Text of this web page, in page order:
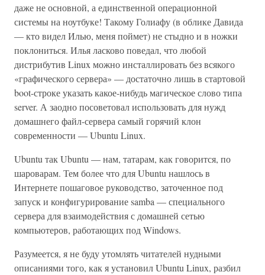
даже не основной, а единственной операционной
системы на ноутбуке! Такому Голиафу (в облике Давида
— кто видел Илью, меня поймет) не стыдно и в ножки
поклониться. Илья ласково поведал, что любой
дистрибутив Linux можно инсталлировать без всякого
«графического сервера» — достаточно лишь в стартовой
boot-строке указать какое-нибудь магическое слово типа
server. А заодно посоветовал использовать для нужд
домашнего файл-сервера самый горячий клон
современности — Ubuntu Linux.
Ubuntu так Ubuntu — нам, татарам, как говорится, по
шароварам. Тем более что для Ubuntu нашлось в
Интернете пошаговое руководство, заточенное под
запуск и конфигурирование samba — специального
сервера для взаимодействия с домашней сетью
компьютеров, работающих под Windows.
Разумеется, я не буду утомлять читателей нудными
описаниями того, как я установил Ubuntu Linux, разбил